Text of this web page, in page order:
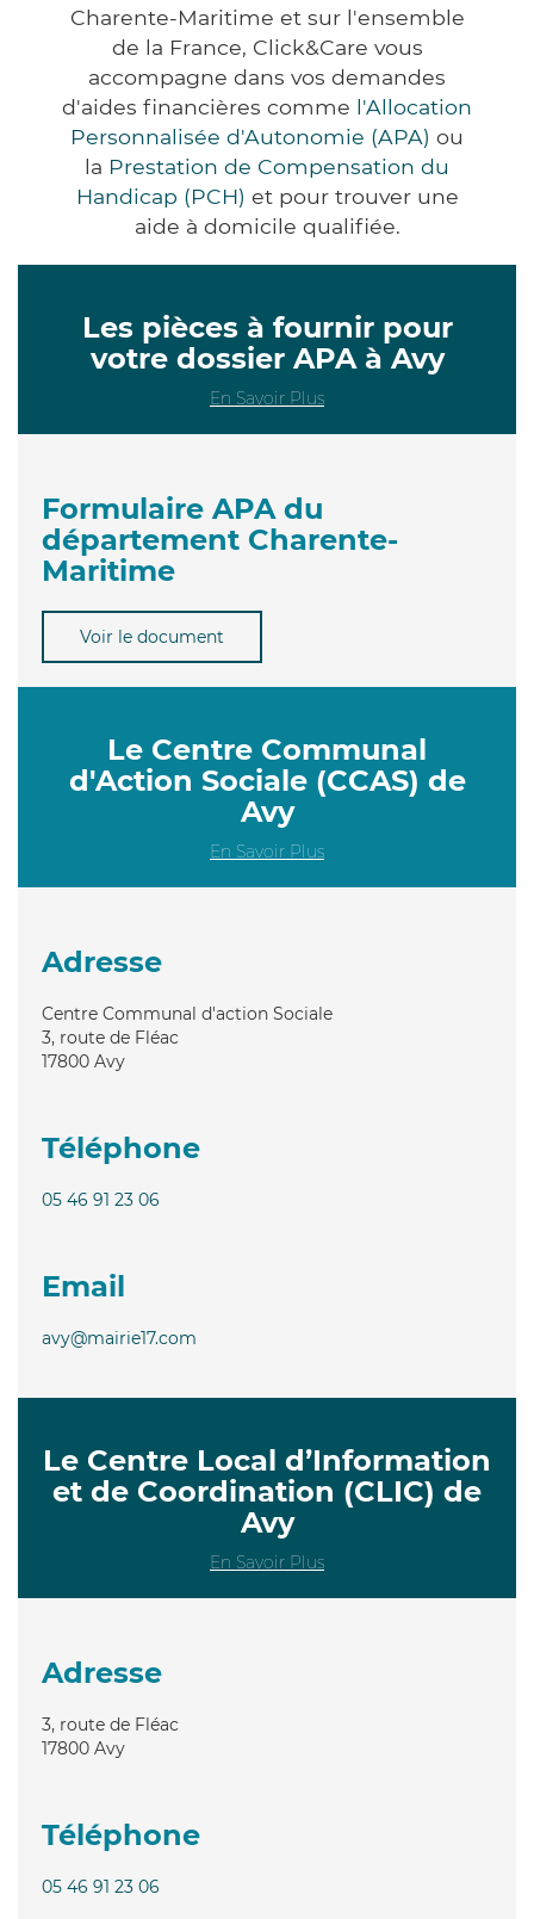
Charente-Maritime et sur l'ensemble
de la France, Click&Care vous
accompagne dans vos demandes
d'aides financières comme l'Allocation
Personnalisée d'Autonomie (APA) ou
la Prestation de Compensation du
Handicap (PCH) et pour trouver une
aide à domicile qualifiée.
Les pièces à fournir pour
votre dossier APA à Avy
En Savoir Plus
Formulaire APA du
département Charente-
Maritime
Voir le document
Le Centre Communal
d'Action Sociale (CCAS) de
Avy
En Savoir Plus
Adresse
Centre Communal d'action Sociale
3, route de Fléac
17800 Avy
Téléphone
05 46 91 23 06
Email
avy@mairie17.com
Le Centre Local d’Information
et de Coordination (CLIC) de
Avy
En Savoir Plus
Adresse
3, route de Fléac
17800 Avy
Téléphone
05 46 91 23 06